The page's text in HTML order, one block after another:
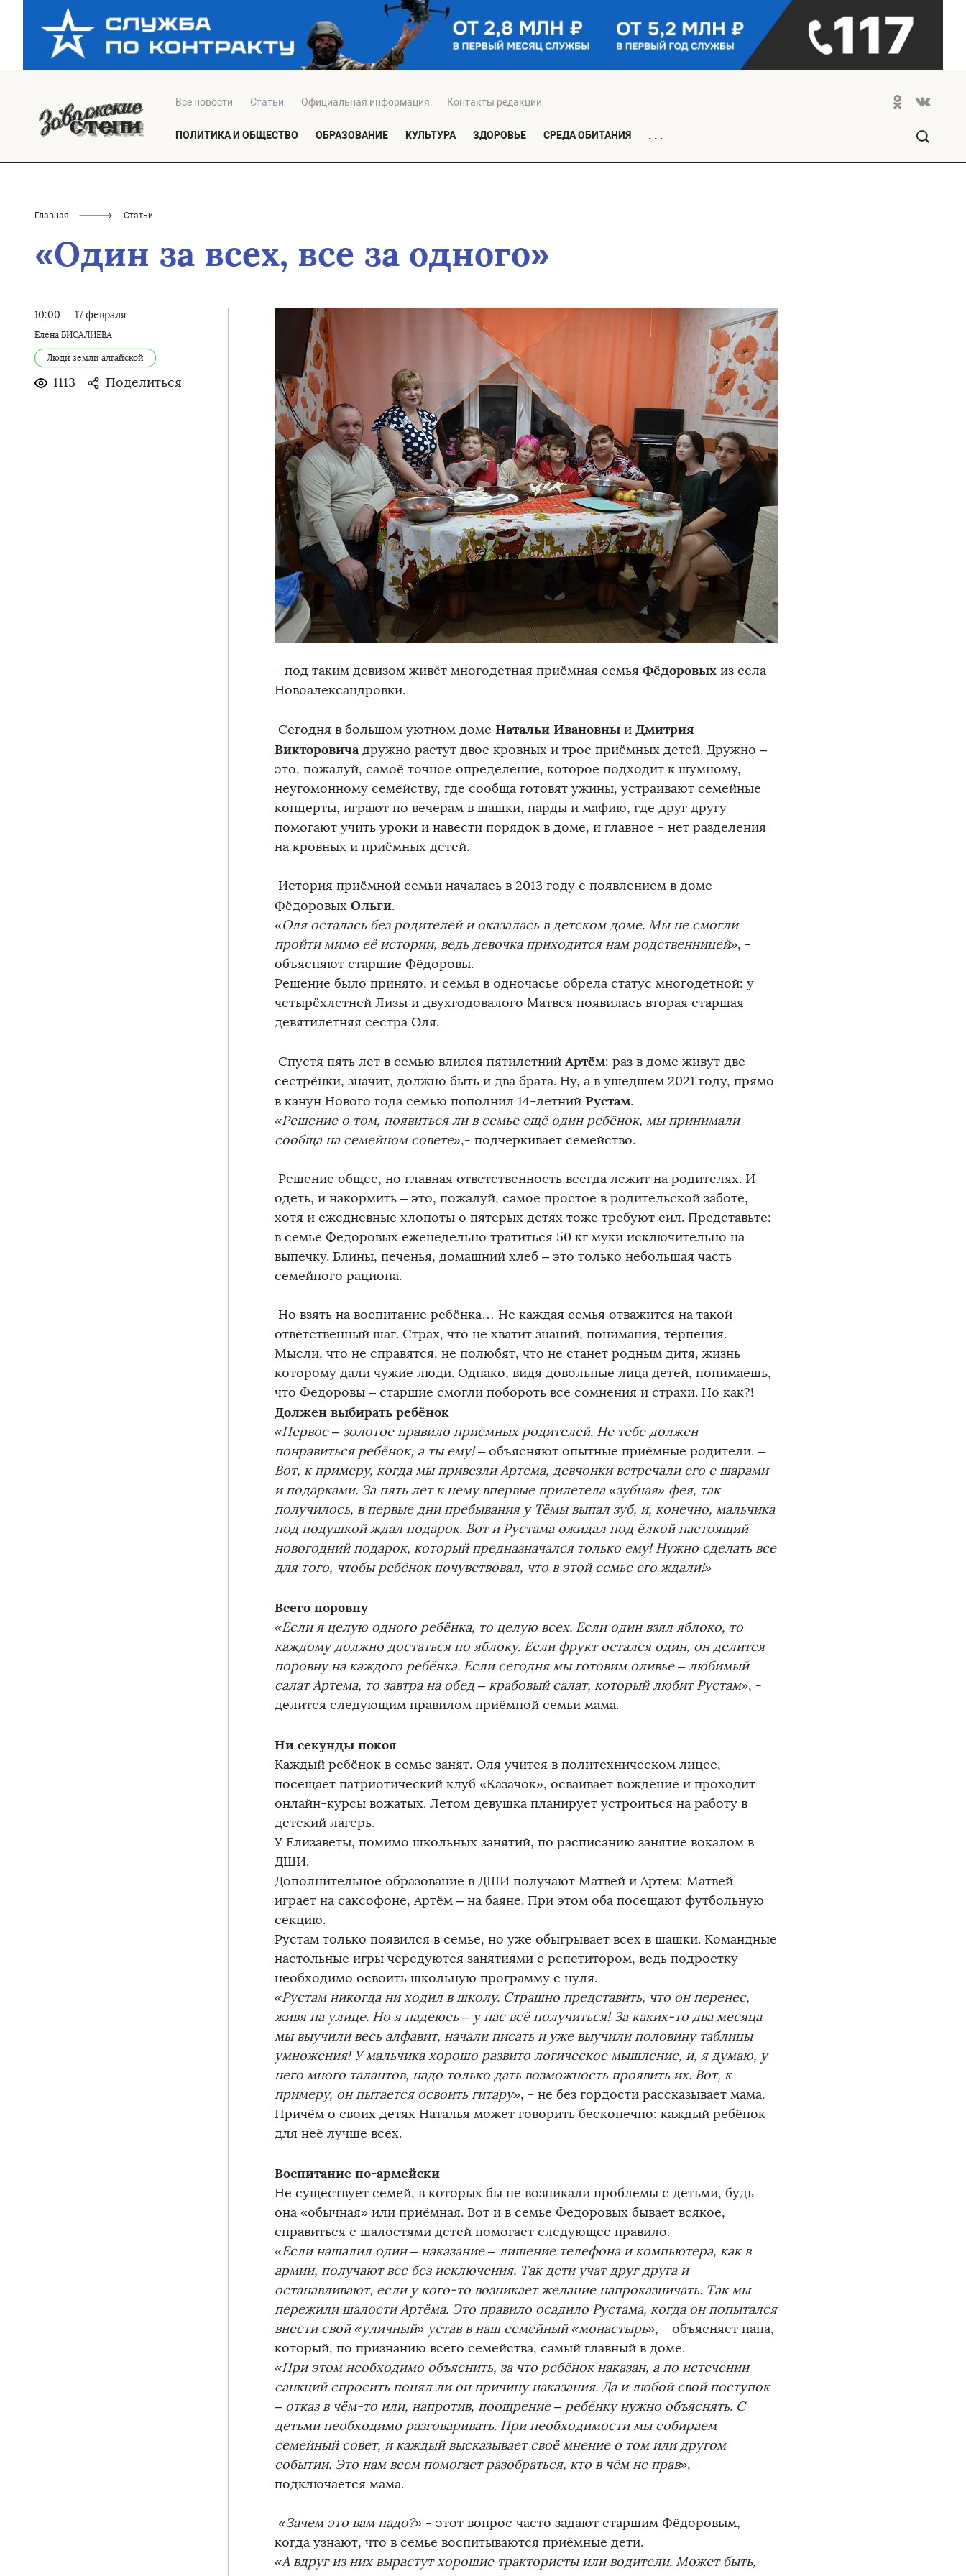
Все новости Статьи Официальная информация Контакты редакции
ПОЛИТИКА И ОБЩЕСТВО ОБРАЗОВАНИЕ КУЛЬТУРА ЗДОРОВЬЕ СРЕДА ОБИТАНИЯ . . .
Главная Статьи
«Один за всех, все за одного»
10:00 17 февраля
Елена БИСАЛИЕВА
Люди земли алгайской
1113 Поделиться
- под таким девизом живёт многодетная приёмная семья Фёдоровых из села
Новоалександровки.
Сегодня в большом уютном доме Натальи Ивановны и Дмитрия
Викторовичадружно растут двое кровных и трое приёмных детей. Дружно –
это, пожалуй, самоё точное определение, которое подходит к шумному,
неугомонному семейству, где сообща готовят ужины, устраивают семейные
концерты, играют по вечерам в шашки, нарды и мафию, где друг другу
помогают учить уроки и навести порядок в доме, и главное - нет разделения
на кровных и приёмных детей.
История приёмной семьи началась в 2013 году с появлением в доме
Фёдоровых Ольги.
«Оля осталась без родителей и оказалась в детском доме. Мы не смогли
пройти мимо её истории, ведь девочка приходится нам родственницей», -
объясняют старшие Фёдоровы.
Решение было принято, и семья в одночасье обрела статус многодетной: у
четырёхлетней Лизы и двухгодовалого Матвея появилась вторая старшая
девятилетняя сестра Оля.
Спустя пять лет в семью влился пятилетний Артём: раз в доме живут две
сестрёнки, значит, должно быть и два брата. Ну, а в ушедшем 2021 году, прямо
в канун Нового года семью пополнил 14-летний Рустам.
«Решение о том, появиться ли в семье ещё один ребёнок, мы принимали
сообща на семейном совете»,- подчеркивает семейство.
Решение общее, но главная ответственность всегда лежит на родителях. И
одеть, и накормить – это, пожалуй, самое простое в родительской заботе,
хотя и ежедневные хлопоты о пятерых детях тоже требуют сил. Представьте:
в семье Федоровых еженедельно тратиться 50 кг муки исключительно на
выпечку. Блины, печенья, домашний хлеб – это только небольшая часть
семейного рациона.
Но взять на воспитание ребёнка… Не каждая семья отважится на такой
ответственный шаг. Страх, что не хватит знаний, понимания, терпения.
Мысли, что не справятся, не полюбят, что не станет родным дитя, жизнь
которому дали чужие люди. Однако, видя довольные лица детей, понимаешь,
что Федоровы – старшие смогли побороть все сомнения и страхи. Но как?!
Должен выбирать ребёнок
«Первое – золотое правило приёмных родителей. Не тебе должен
понравиться ребёнок, а ты ему!– объясняют опытные приёмные родители. –
Вот, к примеру, когда мы привезли Артема, девчонки встречали его с шарами
и подарками. За пять лет к нему впервые прилетела «зубная» фея, так
получилось, в первые дни пребывания у Тёмы выпал зуб, и, конечно, мальчика
под подушкой ждал подарок. Вот и Рустама ожидал под ёлкой настоящий
новогодний подарок, который предназначался только ему! Нужно сделать все
для того, чтобы ребёнок почувствовал, что в этой семье его ждали!»
Всего поровну
«Если я целую одного ребёнка, то целую всех. Если один взял яблоко, то
каждому должно достаться по яблоку. Если фрукт остался один, он делится
поровну на каждого ребёнка. Если сегодня мы готовим оливье – любимый
салат Артема, то завтра на обед – крабовый салат, который любит Рустам», -
делится следующим правилом приёмной семьи мама.
Ни секунды покоя
Каждый ребёнок в семье занят. Оля учится в политехническом лицее,
посещает патриотический клуб «Казачок», осваивает вождение и проходит
онлайн-курсы вожатых. Летом девушка планирует устроиться на работу в
детский лагерь.
У Елизаветы, помимо школьных занятий, по расписанию занятие вокалом в
ДШИ.
Дополнительное образование в ДШИ получают Матвей и Артем: Матвей
играет на саксофоне, Артём – на баяне. При этом оба посещают футбольную
секцию.
Рустам только появился в семье, но уже обыгрывает всех в шашки. Командные
настольные игры чередуются занятиями с репетитором, ведь подростку
необходимо освоить школьную программу с нуля.
«Рустам никогда ни ходил в школу. Страшно представить, что он перенес,
живя на улице. Но я надеюсь – у нас всё получиться! За каких-то два месяца
мы выучили весь алфавит, начали писать и уже выучили половину таблицы
умножения! У мальчика хорошо развито логическое мышление, и, я думаю, у
него много талантов, надо только дать возможность проявить их. Вот, к
примеру, он пытается освоить гитару», - не без гордости рассказывает мама.
Причём о своих детях Наталья может говорить бесконечно: каждый ребёнок
для неё лучше всех.
Воспитание по-армейски
Не существует семей, в которых бы не возникали проблемы с детьми, будь
она «обычная» или приёмная. Вот и в семье Федоровых бывает всякое,
справиться с шалостями детей помогает следующее правило.
«Если нашалил один – наказание – лишение телефона и компьютера, как в
армии, получают все без исключения. Так дети учат друг друга и
останавливают, если у кого-то возникает желание напроказничать. Так мы
пережили шалости Артёма. Это правило осадило Рустама, когда он попытался
внести свой «уличный» устав в наш семейный «монастырь», - объясняет папа,
который, по признанию всего семейства, самый главный в доме.
«При этом необходимо объяснить, за что ребёнок наказан, а по истечении
санкций спросить понял ли он причину наказания. Да и любой свой поступок
– отказ в чём-то или, напротив, поощрение – ребёнку нужно объяснять. С
детьми необходимо разговаривать. При необходимости мы собираем
семейный совет, и каждый высказывает своё мнение о том или другом
событии. Это нам всем помогает разобраться, кто в чём не прав», -
подключается мама.
«Зачем это вам надо?» - этот вопрос часто задают старшим Фёдоровым,
когда узнают, что в семье воспитываются приёмные дети.
«А вдруг из них вырастут хорошие трактористы или водители. Может быть,